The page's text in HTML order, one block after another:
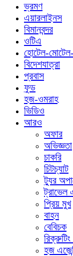
ভ্রমণ
এয়ারলাইনস
বিমানবন্দর
ওটিএ
হোটেল-মোটেল-
বিদেশযাত্রা
প্রবাস
ফুড
হজ-ওমরাহ
ভিডিও
আরও
অফার
অভিজ্ঞতা
চাকরি
চিটচ্যাট
ট্যুর
ট্রাভেল
প্রিয় মুখ
বাহন
বেবিচক
রিক্রুটিং
হজ